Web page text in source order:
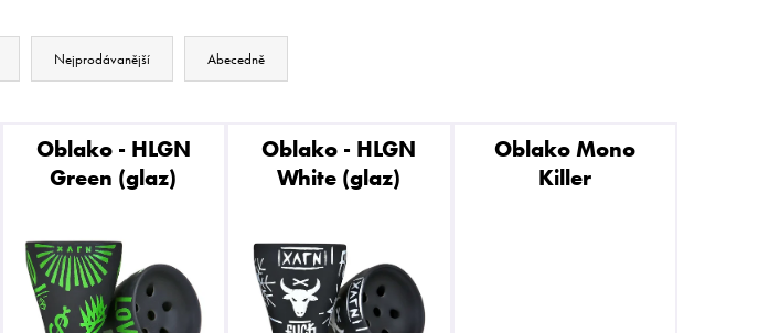
Nejprodávanější Abecedně
Oblako - HLGN
Green (glaz)
Oblako - HLGN
White (glaz)
Oblako Mono
Killer
4 990 Kč